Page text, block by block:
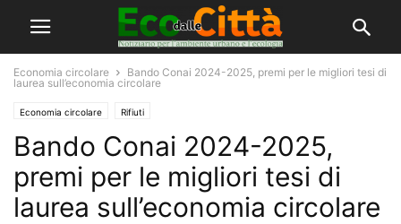
Economia circolare
Bando Conai 2024-2025, premi per le migliori tesi di
laurea sull’economia circolare
Economia circolare Rifiuti
Bando Conai 2024-2025,
premi per le migliori tesi di
laurea sull’economia circolare